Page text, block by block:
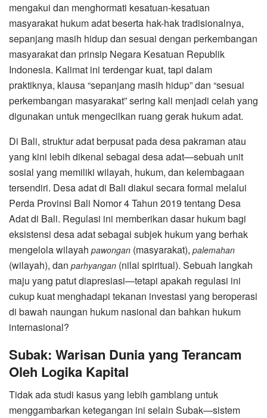
mengakui dan menghormati kesatuan-kesatuan
masyarakat hukum adat beserta hak-hak tradisionalnya,
sepanjang masih hidup dan sesuai dengan perkembangan
masyarakat dan prinsip Negara Kesatuan Republik
Indonesia. Kalimat ini terdengar kuat, tapi dalam
praktiknya, klausa “sepanjang masih hidup” dan “sesuai
perkembangan masyarakat” sering kali menjadi celah yang
digunakan untuk mengecilkan ruang gerak hukum adat.
Di Bali, struktur adat berpusat pada desa pakraman atau
yang kini lebih dikenal sebagai desa adat—sebuah unit
sosial yang memiliki wilayah, hukum, dan kelembagaan
tersendiri. Desa adat di Bali diakui secara formal melalui
Perda Provinsi Bali Nomor 4 Tahun 2019 tentang Desa
Adat di Bali. Regulasi ini memberikan dasar hukum bagi
eksistensi desa adat sebagai subjek hukum yang berhak
mengelola wilayah pawongan (masyarakat), palemahan
(wilayah), dan parhyangan (nilai spiritual). Sebuah langkah
maju yang patut diapresiasi—tetapi apakah regulasi ini
cukup kuat menghadapi tekanan investasi yang beroperasi
di bawah naungan hukum nasional dan bahkan hukum
internasional?
Subak: Warisan Dunia yang Terancam
Oleh Logika Kapital
Tidak ada studi kasus yang lebih gamblang untuk
menggambarkan ketegangan ini selain Subak—sistem